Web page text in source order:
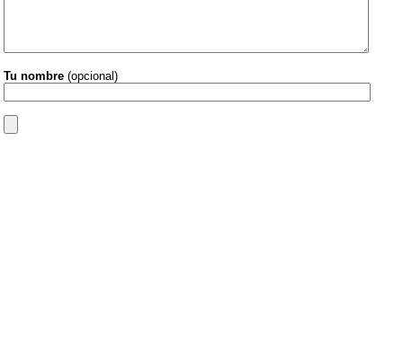
Tu nombre (opcional)